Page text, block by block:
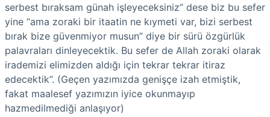
serbest bıraksam günah işleyeceksiniz” dese biz bu sefer
yine “ama zoraki bir itaatin ne kıymeti var, bizi serbest
bırak bize güvenmiyor musun” diye bir sürü özgürlük
palavraları dinleyecektik. Bu sefer de Allah zoraki olarak
irademizi elimizden aldığı için tekrar tekrar itiraz
edecektik”. (Geçen yazımızda genişçe izah etmiştik,
fakat maalesef yazımızın iyice okunmayıp
hazmedilmediği anlaşıyor)